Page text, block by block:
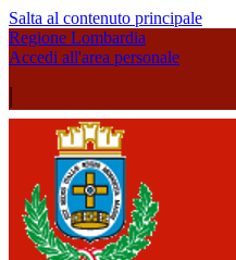
Salta al contenuto principale
Regione Lombardia
Accedi all'area personale
|